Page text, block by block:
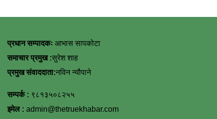
प्रधान सम्पादकः आभास सापकोटा
समाचार प्रमुख :सुरेश शाह
प्रमुख संवाददाता:नविन न्यौपाने
सम्पर्क : ९८१३५०८२५५
इमेल : admin@thetruekhabar.com